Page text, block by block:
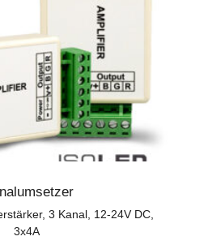
3 Kanal, 12-24V DC,
3x4A